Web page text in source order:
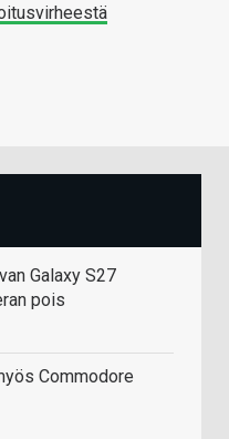
Galaxy S27
pois
Commodore